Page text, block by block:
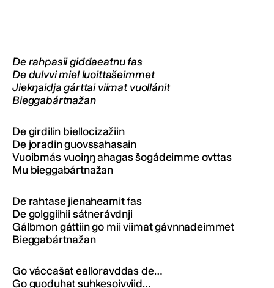
De rahpasii giđđaeatnu fas
De dulvvi miel luoittašeimmet
Jiekŋaidja gárttai viimat vuollánit
Bieggabártnažan
De girdilin biellocizažiin
De joradin guovssahasain
Vuoibmás vuoiŋŋ ahagas šogádeimme ovttas
Mu bieggabártnažan
De rahtase jienaheamit fas
De golggiihii sátnerávdnji
Gálbmon gáttiin go mii viimat gávnnadeimmet
Bieggabártnažan
Go váccašat ealloravddas de…
Go guođuhat suhkesoivviid…